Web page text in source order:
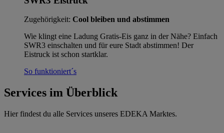
Zugehörigkeit: Cool bleiben und abstimmen
Wie klingt eine Ladung Gratis-Eis ganz in der Nähe? Einfach
SWR3 einschalten und für eure Stadt abstimmen! Der
Eistruck ist schon startklar.
So funktioniert´s
Services im Überblick
Hier findest du alle Services unseres EDEKA Marktes.